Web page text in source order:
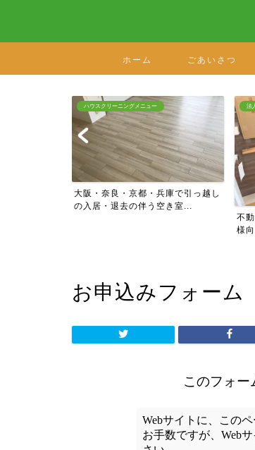
ホーム ごあいさつ
ハウスクリーニングメニュー
大阪・奈良・京都・兵庫で引っ越し
の入居・退去の伴う空き室...
法人様・業者様向け清掃
不動産会社様・
様向け原状回復
お申込みフォーム